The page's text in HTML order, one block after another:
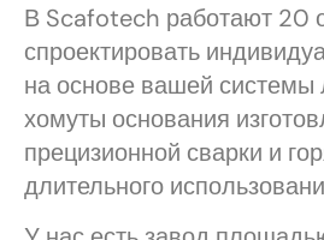
В Scafotech работают 20
спроектировать
на основе вашей
хомуты основания
прецизионной сварки и
длительного